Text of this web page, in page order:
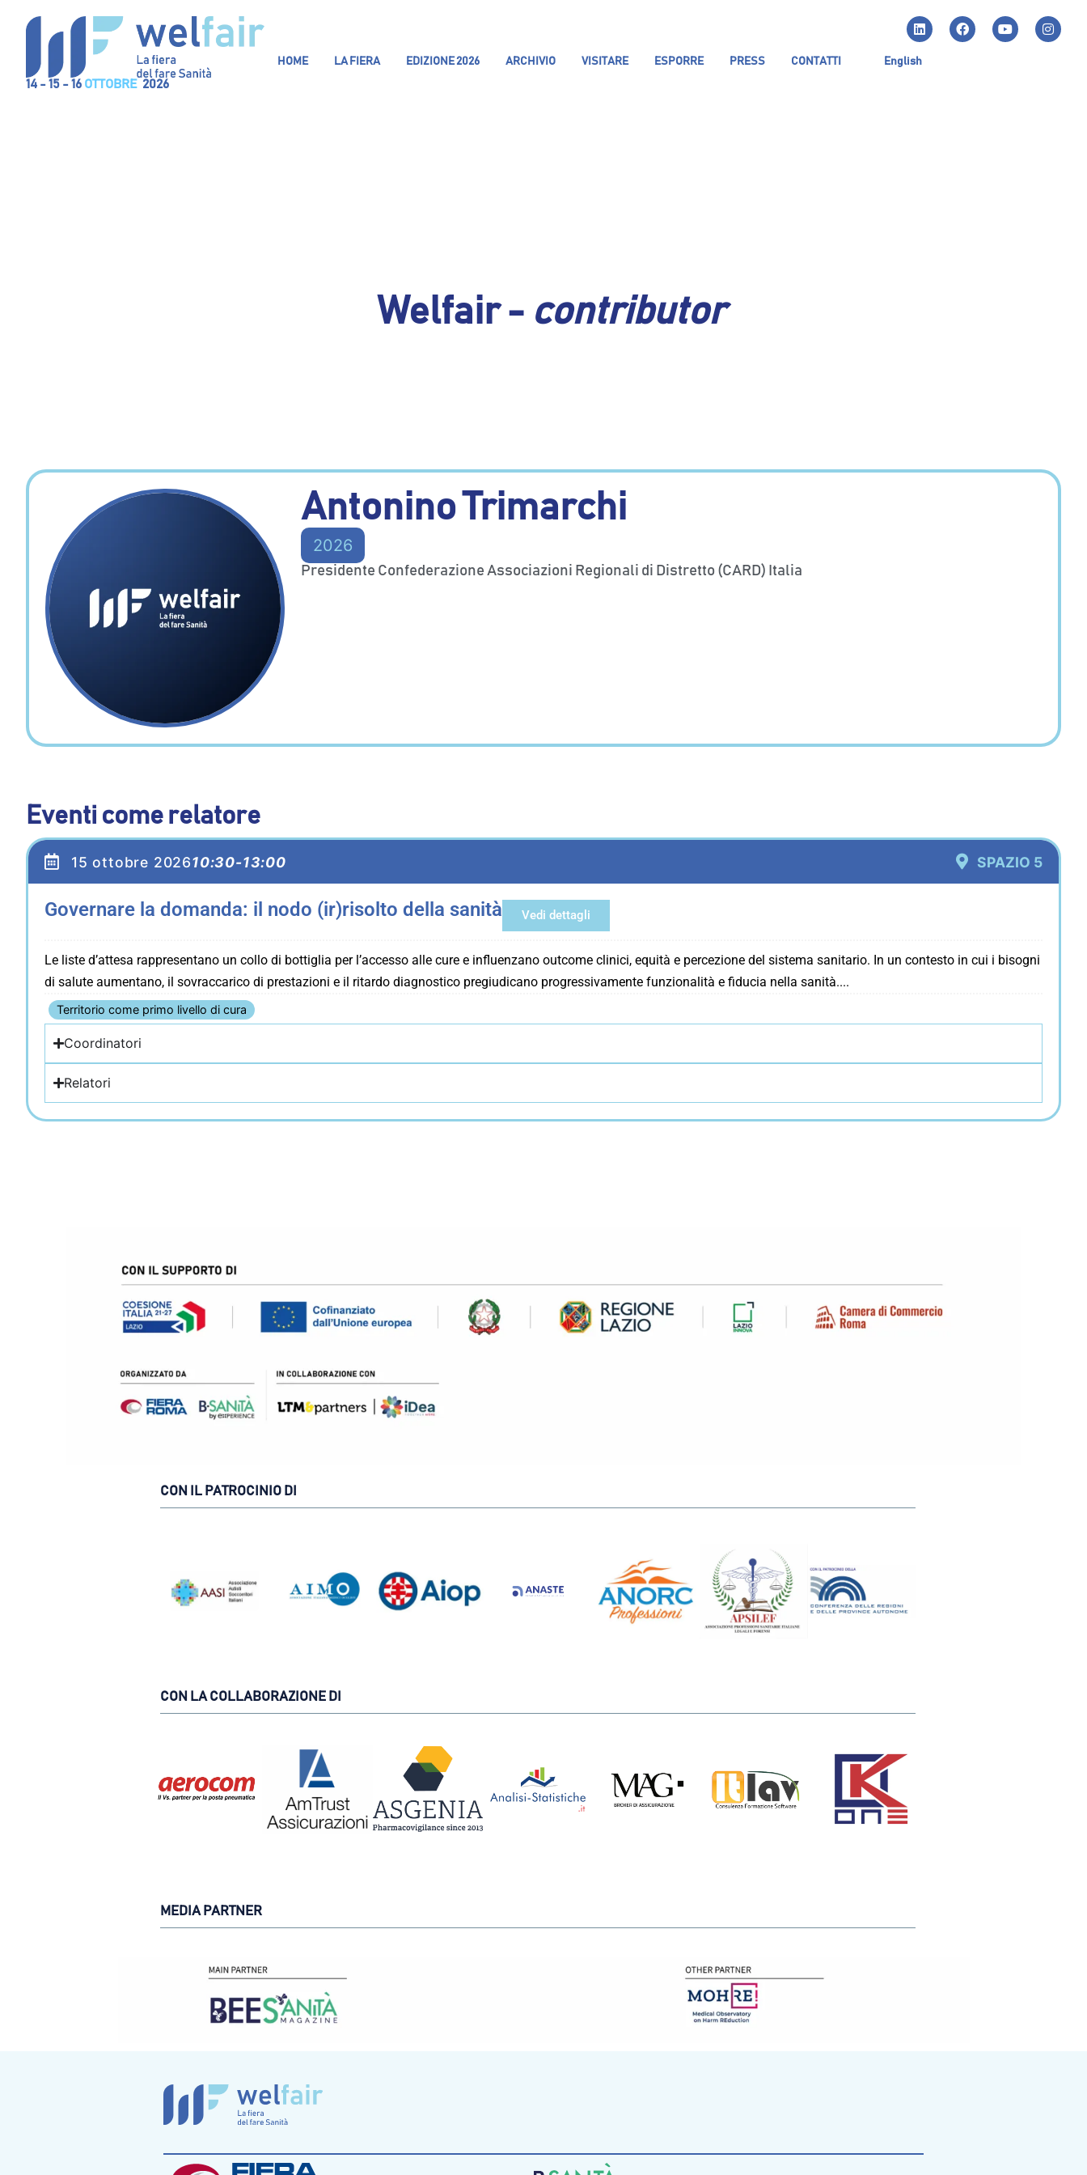
14 - 15 - 16 OTTOBRE 2026
HOME LA FIERA EDIZIONE 2026 ARCHIVIO VISITARE ESPORRE PRESS CONTATTI English
Welfair - contributor
Antonino Trimarchi
2026
Presidente Confederazione Associazioni Regionali di Distretto (CARD) Italia
Eventi come relatore
15 ottobre 202610:30-13:00 SPAZIO 5
Governare la domanda: il nodo (ir)risolto della sanità Vedi dettagli
Le liste d’attesa rappresentano un collo di bottiglia per l’accesso alle cure e influenzano outcome clinici, equità e percezione del sistema sanitario. In un contesto in cui i bisogni
di salute aumentano, il sovraccarico di prestazioni e il ritardo diagnostico pregiudicano progressivamente funzionalità e fiducia nella sanità.
Territorio come primo livello di cura
Coordinatori
Relatori
CON IL PATROCINIO DI
CON LA COLLABORAZIONE DI
MEDIA PARTNER